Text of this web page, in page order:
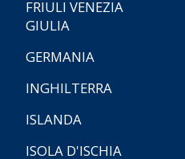
FRIULI VENEZIA
GIULIA
GERMANIA
INGHILTERRA
ISLANDA
ISOLA D'ISCHIA